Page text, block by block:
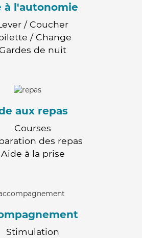
à l'autonomie
/ Coucher
/ Change
Gardes de nuit
aux repas
Courses
des repas
Aide à la prise
Stimulation